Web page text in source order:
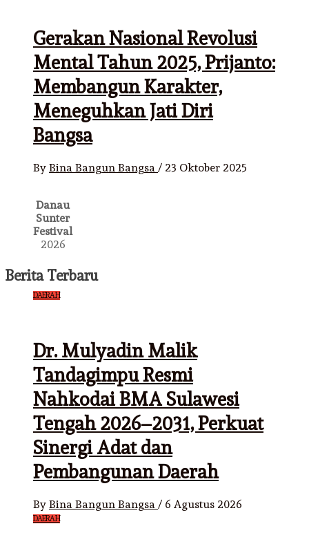
Gerakan Nasional Revolusi
Mental Tahun 2025, Prijanto:
Membangun Karakter,
Meneguhkan Jati Diri
Bangsa
By Bina Bangun Bangsa / 23 Oktober 2025
Danau
Sunter
Festival
2026
Berita Terbaru
DAERAH
Dr. Mulyadin Malik
Tandagimpu Resmi
Nahkodai BMA Sulawesi
Tengah 2026–2031, Perkuat
Sinergi Adat dan
Pembangunan Daerah
By Bina Bangun Bangsa / 6 Agustus 2026
DAERAH